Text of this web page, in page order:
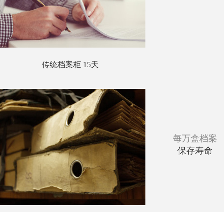
传统档案柜 15天
每万盒档案
保存寿命